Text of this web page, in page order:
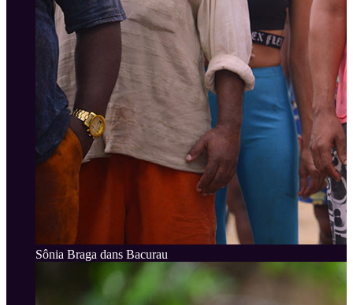
Sônia Braga dans Bacurau